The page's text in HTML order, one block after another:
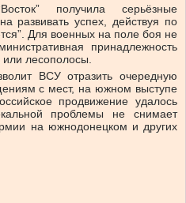
получила серьёзные
развивать успех, действуя по
Для военных на поле боя не
принадлежность
лесополосы.
ВСУ отразить очередную
с мест, на южном выступе
продвижение удалось
проблемы не снимает
на южнодонецком и других